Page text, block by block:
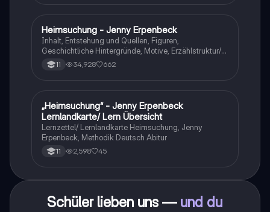
Deutsch
Heimsuchung - Jenny Erpenbeck
Inhalt, Entstehung und Quellen, Figuren,
Geschichtliche Hintergründe, Motive, Erzählstruktur/-
stil 11 34,928 662
Deutsch
„Heimsuchung“ - Jenny Erpenbeck
Lernlandkarte/ Lern Übersicht
Lernzettel/ Lernlandkarte Heimsuchung, Jenny
Erpenbeck, Methodik Deutsch Abitur
11 2,598 45
Schüler lieben uns — und du